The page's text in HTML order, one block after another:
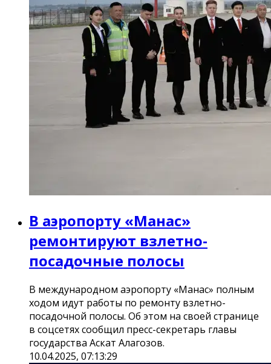
В аэропорту «Манас»
ремонтируют взлетно-
посадочные полосы
В международном аэропорту «Манас» полным
ходом идут работы по ремонту взлетно-
посадочной полосы. Об этом на своей странице
в соцсетях сообщил пресс-секретарь главы
государства Аскат Алагозов.
10.04.2025, 07:13:29